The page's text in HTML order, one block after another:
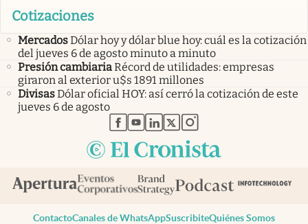
Cotizaciones
MercadosDólar hoy y dólar blue hoy: cuál es la cotización
del jueves 6 de agosto minuto a minuto
Presión cambiariaRécord de utilidades: empresas
giraron al exterior u$s 1891 millones
DivisasDólar oficial HOY: así cerró la cotización de este
jueves 6 de agosto
abre en nueva pestaña
abre en nueva pestaña
abre en nueva pestaña
abre en nueva pestaña
abre en nueva pestaña
ContactoCanales de WhatsAppSuscribiteQuiénes Somos